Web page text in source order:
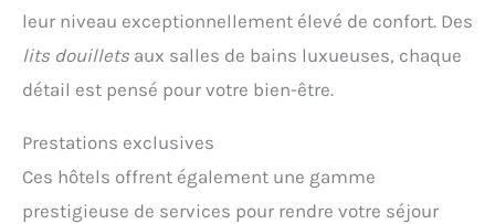
leur niveau exceptionnellement élevé de confort. Des
lits douillets aux salles de bains luxueuses, chaque
détail est pensé pour votre bien-être.
Prestations exclusives
Ces hôtels offrent également une gamme
prestigieuse de services pour rendre votre séjour